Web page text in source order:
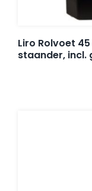
Liro Rolvoet
staander, incl.